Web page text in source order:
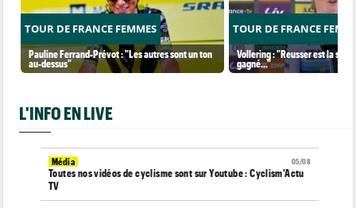
TOUR DE FRANCE FEMMES
Pauline Ferrand-Prévot : "Les autres sont un ton
au-dessus"
TOUR DE FRANCE
Vollering : "Reusser est la
gagné..."
L'INFO EN LIVE
05/08
Média
Toutes nos vidéos de cyclisme sont sur Youtube : Cyclism'Actu
TV